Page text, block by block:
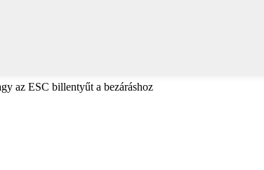
az ESC billentyűt a bezáráshoz